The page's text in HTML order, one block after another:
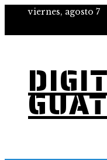
viernes, agosto 7